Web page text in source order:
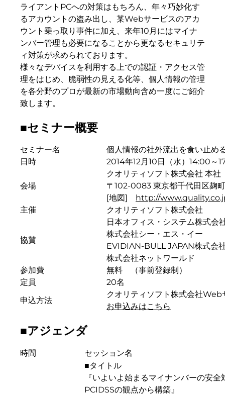
ライアントPCへの対策はもちろん、年々巧妙化す
るアカウントの盗み出し、某Webサービスのアカ
ウント乗っ取り事件に加え、来年10月にはマイナ
ンバー管理も必要になることから更なるセキュリテ
ィ対策が求められております。
様々なデバイスを利用する上での認証・アクセス管
理をはじめ、脆弱性の見える化等、個人情報の管理
を各分野のプロが最新の市場動向含め一度にご紹介
致します。
■セミナー概要
セミナー名
個人情報の社外流出を食い止め
日時
2014年12月10日（水）14:00～
会場
クオリティソフト株式会社 本社
〒102-0083 東京都千代田区麹
[地図] http://
主催
クオリティソフト株式会社
協賛
日本オフィス・システム株式会
株式会社シー・エス・イー
EVIDIAN-BULL JAPAN株式会
株式会社ネットワールド
参加費
無料 （事前登録制）
定員
20名
申込方法
クオリティソフト株式会社
お申込みはこちら
■アジェンダ
時間 セッション名
■タイトル
『いよいよ始まるマイナンバーの安全
PCIDSSの観点から構築』